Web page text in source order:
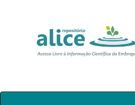
Skip